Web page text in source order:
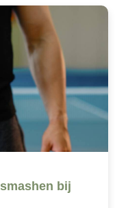
bij